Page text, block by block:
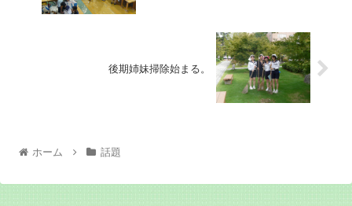
後期姉妹掃除始まる。
ホーム 話題